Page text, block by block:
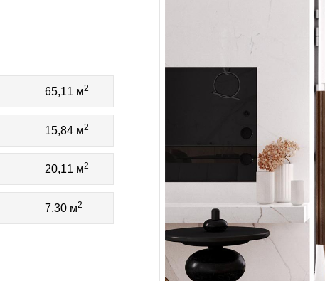
65,11 м2
15,84 м2
20,11 м2
7,30 м2